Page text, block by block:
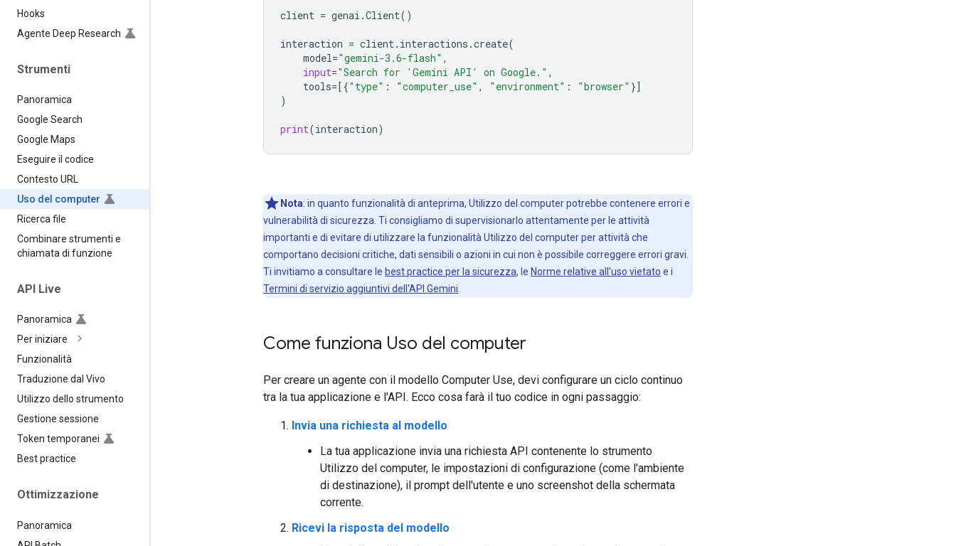
Hooks
Agente Deep Research
Strumenti
Panoramica
Google Search
Google Maps
Eseguire il codice
Contesto URL
Uso del computer
Ricerca file
Combinare strumenti e
chiamata di funzione
API Live
Panoramica
Per iniziare
Funzionalità
Traduzione dal Vivo
Utilizzo dello strumento
Gestione sessione
Token temporanei
Best practice
Ottimizzazione
Panoramica
client = genai .Client()
interaction = client. interactions .create(
model="gemini-3.6-flash" ,
input="Search for 'Gemini API' on Google." ,
tools=[{"type" : "computer_use" , "environment" : "browser" }]
)
print(interaction)
Nota: in quanto funzionalità di anteprima, Utilizzo del computer potrebbe contenere errori e
vulnerabilità di sicurezza. Ti consigliamo di supervisionarlo attentamente per le attività
importanti e di evitare di utilizzare la funzionalità Utilizzo del computer per attività che
comportano decisioni critiche, dati sensibili o azioni in cui non è possibile correggere errori gravi.
Ti invitiamo a consultare le best practice per la sicurezza, le Norme relative all'uso vietato e i
Termini di servizio aggiuntivi dell'API Gemini
Come funziona Uso del computer
Per creare un agente con il modello Computer Use, devi configurare un ciclo continuo
tra la tua applicazione e l'API. Ecco cosa farà il tuo codice in ogni passaggio:
Invia una richiesta al modello
La tua applicazione invia una richiesta API contenente lo strumento
Utilizzo del computer, le impostazioni di configurazione (come l'ambiente
di destinazione), il prompt dell'utente e uno screenshot della schermata
corrente.
Ricevi la risposta del modello